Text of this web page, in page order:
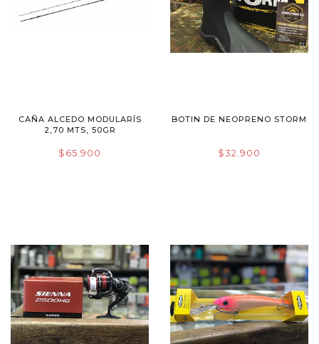
CAÑA ALCEDO MODULARÍS
2,70 MTS, 50GR
$65.900
BOTIN DE NEOPRENO STORM
$32.900